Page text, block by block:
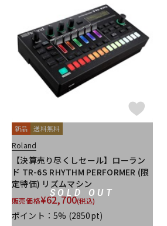
SOLD OUT
新品 送料無料
Roland
【決算売り尽くしセール】ローラン
ド TR-6S RHYTHM PERFORMER (限
定特価) リズムマシン
販売価格¥62,700(税込)
ポイント：5% (2850pt)